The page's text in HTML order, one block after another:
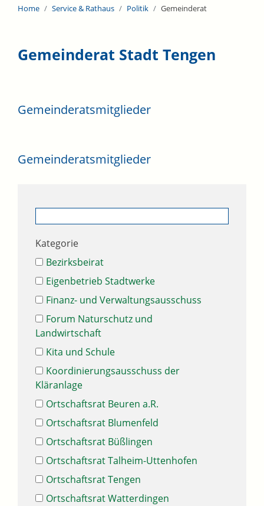
Home Service & Rathaus Politik Gemeinderat
Gemeinderat Stadt Tengen
Gemeinderatsmitglieder
Gemeinderatsmitglieder
Kategorie
Bezirksbeirat
Eigenbetrieb Stadtwerke
Finanz- und Verwaltungsausschuss
Forum Naturschutz und
Landwirtschaft
Kita und Schule
Koordinierungsausschuss der
Kläranlage
Ortschaftsrat Beuren a.R.
Ortschaftsrat Blumenfeld
Ortschaftsrat Büßlingen
Ortschaftsrat Talheim-Uttenhofen
Ortschaftsrat Tengen
Ortschaftsrat Watterdingen